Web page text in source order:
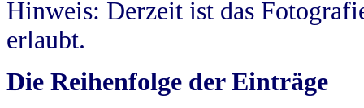
Hinweis: Derzeit ist das
erlaubt.
Die Reihenfolge der Einträge